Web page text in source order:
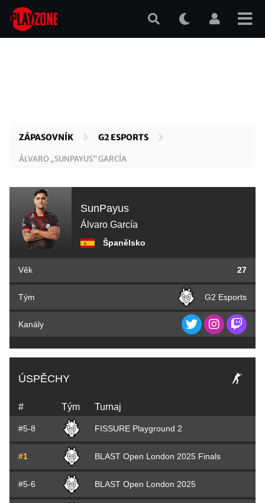
Přejít
hlavnímu
ZÁPASOVNÍK G2 ESPORTS
ÁLVARO „SUNPAYUS“ GARCÍA
SunPayus
Álvaro García
Španělsko
Věk 27
Tým G2 Esports
Kanály
ÚSPĚCHY
# Tým Turnaj
#5-8 FISSURE Playground 2
#1 BLAST Open London 2025 Finals
#5-6 BLAST Open London 2025